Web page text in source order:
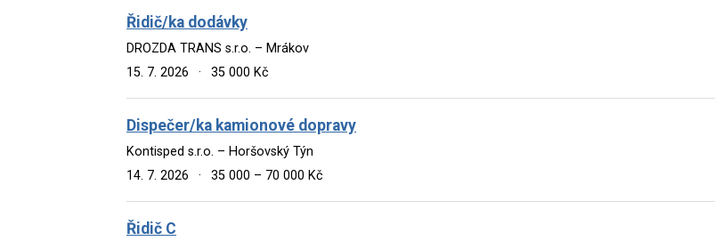
Řidič/ka dodávky
DROZDA TRANS s.r.o. – Mrákov
15. 7. 2026
· 35 000 Kč
Dispečer/ka kamionové dopravy
Kontisped s.r.o. – Horšovský Týn
14. 7. 2026
· 35 000 – 70 000 Kč
Řidič C